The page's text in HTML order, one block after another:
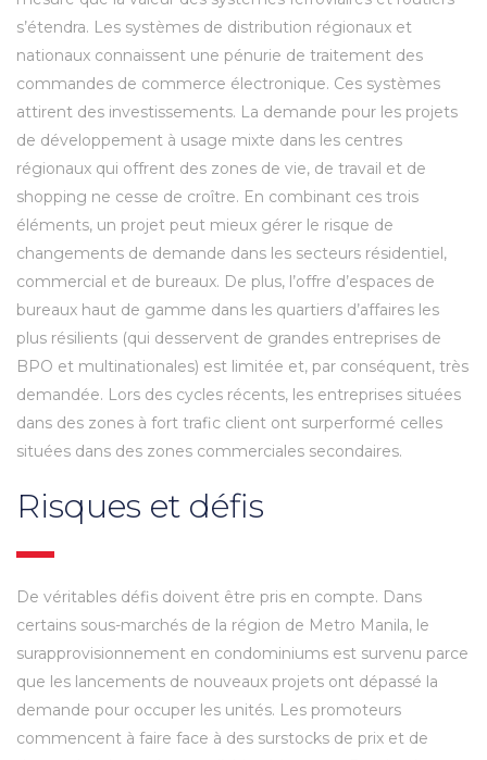
s’étendra. Les systèmes de distribution régionaux et
nationaux connaissent une pénurie de traitement des
commandes de commerce électronique. Ces systèmes
attirent des investissements. La demande pour les projets
de développement à usage mixte dans les centres
régionaux qui offrent des zones de vie, de travail et de
shopping ne cesse de croître. En combinant ces trois
éléments, un projet peut mieux gérer le risque de
changements de demande dans les secteurs résidentiel,
commercial et de bureaux. De plus, l’offre d’espaces de
bureaux haut de gamme dans les quartiers d’affaires les
plus résilients (qui desservent de grandes entreprises de
BPO et multinationales) est limitée et, par conséquent, très
demandée. Lors des cycles récents, les entreprises situées
dans des zones à fort trafic client ont surperformé celles
situées dans des zones commerciales secondaires.
Risques et défis
De véritables défis doivent être pris en compte. Dans
certains sous-marchés de la région de Metro Manila, le
surapprovisionnement en condominiums est survenu parce
que les lancements de nouveaux projets ont dépassé la
demande pour occuper les unités. Les promoteurs
commencent à faire face à des surstocks de prix et de